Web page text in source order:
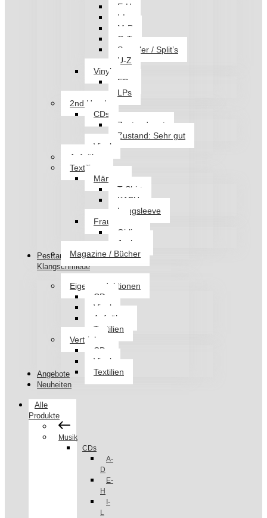
E-H
I-L
M-P
Q-T
Sampler / Split’s
U-Z
Vinyl
EPs
LPs
2nd Hand
CDs
Zustand: gut
Zustand: Sehr gut
Vinyl
Aufnäher
Textilien
Männer
T-Shirt
KAPU
Longsleeve
Frauen
Girlies
Jacken
Magazine / Bücher
Pesttanz
Klangschmiede
Eigenproduktionen
CDs
Vinyl
Aufnäher
Textilien
Vertrieb
CDs
Vinyl
Textilien
Angebote
Neuheiten
Alle
Produkte
Musik
CDs
A-
D
E-
H
I-
L